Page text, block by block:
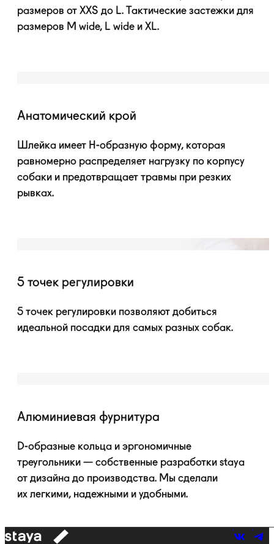
размеров от XXS до L. Тактические застежки для
размеров M wide, L wide и XL.
Анатомический крой
Шлейка имеет H-образную форму, которая
равномерно распределяет нагрузку по корпусу
собаки и предотвращает травмы при резких
рывках.
5 точек регулировки
5 точек регулировки позволяют добиться
идеальной посадки для самых разных собак.
Алюминиевая фурнитура
D-образные кольца и эргономичные
треугольники — собственные разработки staya
от дизайна до производства. Мы сделали
их легкими, надежными и удобными.
к